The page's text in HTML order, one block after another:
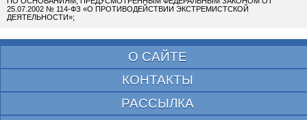
25.07.2002 № 114-ФЗ «О ПРОТИВОДЕЙСТВИИ ЭКСТРЕМИСТСКОЙ
ДЕЯТЕЛЬНОСТИ»;
О САЙТЕ
КОНТАКТЫ
РАССЫЛКА